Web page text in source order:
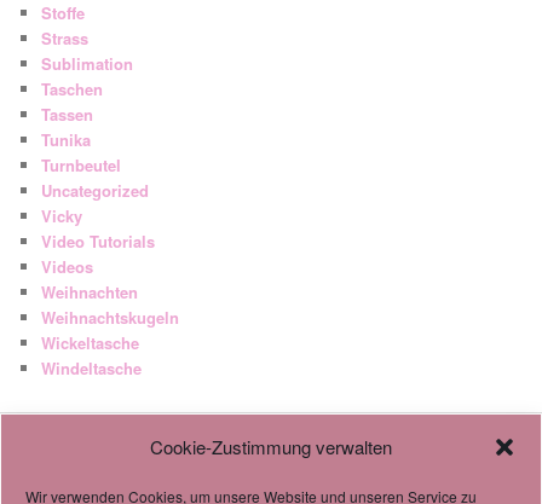
Cookie-Zustimmung verwalten
Wir verwenden Cookies, um unsere Website und unseren Service zu
Stoffe
Strass
Sublimation
Taschen
Tassen
Tunika
Turnbeutel
Uncategorized
Vicky
Video Tutorials
Videos
Weihnachten
Weihnachtskugeln
Wickeltasche
Windeltasche